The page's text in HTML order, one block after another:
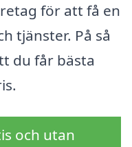
för att få en
tjänster. På så
du får bästa
och utan